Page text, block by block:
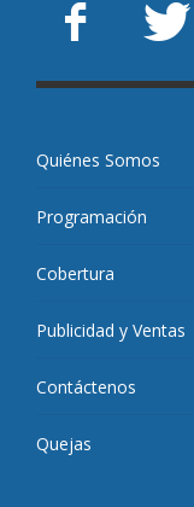
Quiénes Somos
Programación
Cobertura
Publicidad y Ventas
Contáctenos
Quejas